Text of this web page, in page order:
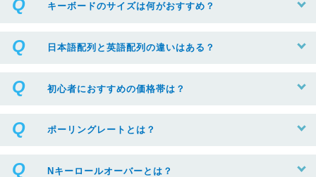
キーボードのサイズは何がおすすめ？
日本語配列と英語配列の違いはある？
初心者におすすめの価格帯は？
ポーリングレートとは？
Nキーロールオーバーとは？